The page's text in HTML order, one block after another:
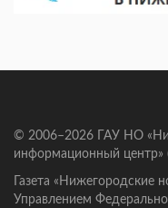
© 2006–2026 ГАУ НО
информационный
Газета «Нижегородские
Управлением